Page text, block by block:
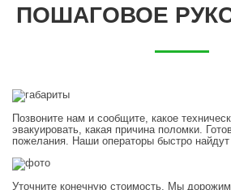
ПОШАГОВОЕ
Позвоните нам и сообщите, какое
эвакуировать, какая причина поломки.
пожелания. Наши операторы быстро
Уточните конечную стоимость. Мы дорожим